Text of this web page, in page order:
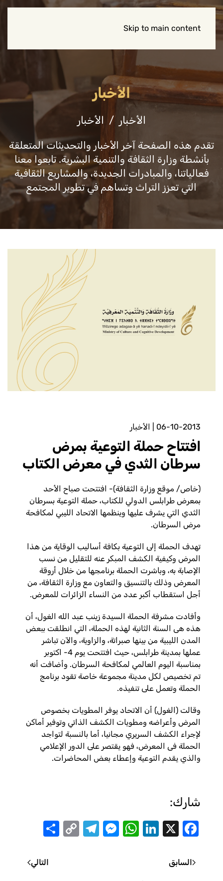
Skip to main content
الأخبار
الأخبار الأخبار
تقدم هذه الصفحة آخر الأخبار والتحديثات المتعلقة
بأنشطة وزارة الثقافة والتنمية البشرية. تابعوا معنا
فعالياتنا، والمبادرات الجديدة، والمشاريع الثقافية
التي تعزز التراث وتساهم في تطوير المجتمع
06-10-2013 الأخبار
افتتاح حملة التوعية بمرض
سرطان الثدي في معرض الكتاب
(خاص/ موقع وزارة الثقافة)- افتتحت صباح الأحد
بمعرض طرابلس الدولي للكتاب، حملة التوعية بسرطان
الثدي التي يشرف عليها وينظمها الاتحاد الليبي لمكافحة
مرض السرطان.
تهدف الحملة إلى التوعية بكافة أساليب الوقاية من هذا
المرض وكيفية الكشف المبكر عنه للتقليل من نسب
الإصابة به، وباشرت الحملة برنامجها من خلال أروقة
المعرض وذلك بالتنسيق والتعاون مع وزارة الثقافة، من
أجل استقطاب أكبر عدد من النساء الزائرات للمعرض.
وأفادت مشرفة الحملة السيدة زينب عبد الله الغول، أن
هذه هى السنة الثانية لهذه الحملة، التي انطلقت ببعض
المدن الليبية من بينها صبراتة، والزاوية، والآن تباشر
عملها بمدينة طرابلس، حيث افتتحت يوم 4- اكتوبر
بمناسبة اليوم العالمي لمكافحة السرطان. وأضافت أنه
تم تخصيص لكل مدينة مجموعة خاصة تقود برنامج
الحملة وتعمل على تنفيذه.
وقالت (الغول) أن الاتحاد يوفر المطويات بخصوص
المرض وأعراضه ومطويات الكشف الذاتي وتوفير أماكن
لإجراء الكشف السريري مجانيا، أما بالنسبة لتواجد
الحملة فى المعرض، فهو يقتصر على الدور الإعلامي
والذي يقدم التوعية وإعطاء بعض المحاضرات.
شارك:
Facebook
X
LinkedIn
WhatsApp
Messenger
Telegram
Copy
السابق التالي